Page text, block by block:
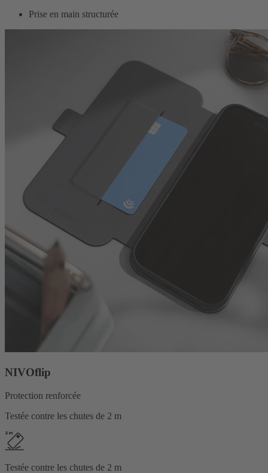
Prise en main structurée
NIVOflip
Protection renforcée
Testée contre les chutes de 2 m
Testée contre les chutes de 2 m